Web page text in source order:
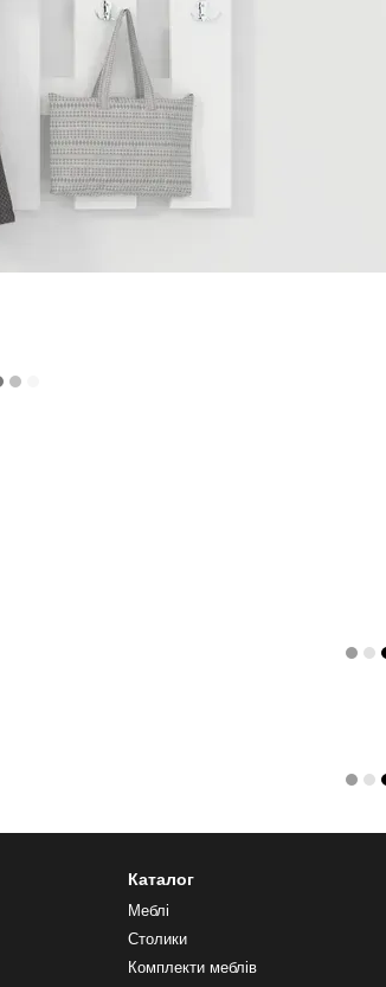
Каталог
Меблі
Столики
Комплекти меблів